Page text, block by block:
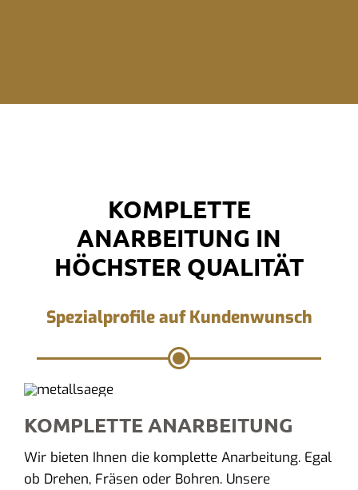
KOMPLETTE
ANARBEITUNG IN
HÖCHSTER QUALITÄT
Spezialprofile auf Kundenwunsch
KOMPLETTE ANARBEITUNG
Wir bieten Ihnen die komplette Anarbeitung. Egal
ob Drehen, Fräsen oder Bohren. Unsere